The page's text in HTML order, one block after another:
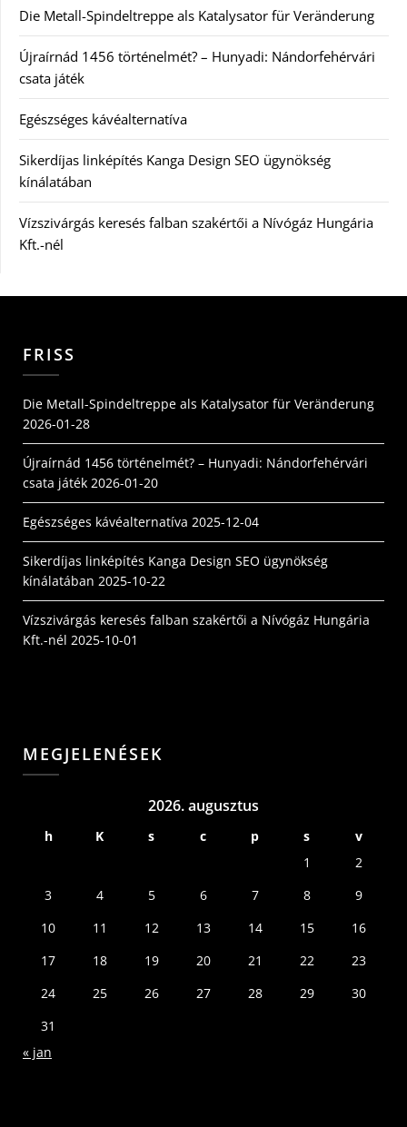
Die Metall-Spindeltreppe als Katalysator für Veränderung
Újraírnád 1456 történelmét? – Hunyadi: Nándorfehérvári
csata játék
Egészséges kávéalternatíva
Sikerdíjas linképítés Kanga Design SEO ügynökség
kínálatában
Vízszivárgás keresés falban szakértői a Nívógáz Hungária
Kft.-nél
FRISS
Die Metall-Spindeltreppe als Katalysator für Veränderung
2026-01-28
Újraírnád 1456 történelmét? – Hunyadi: Nándorfehérvári
csata játék 2026-01-20
Egészséges kávéalternatíva 2025-12-04
Sikerdíjas linképítés Kanga Design SEO ügynökség
kínálatában 2025-10-22
Vízszivárgás keresés falban szakértői a Nívógáz Hungária
Kft.-nél 2025-10-01
MEGJELENÉSEK
2026. augusztus
h K s c p s
v
1
2
3
4 5 6 7 8
9
10
11 12 13 14 15
16
17
18 19 20 21 22
23
24
25 26 27 28 29
30
31
« jan